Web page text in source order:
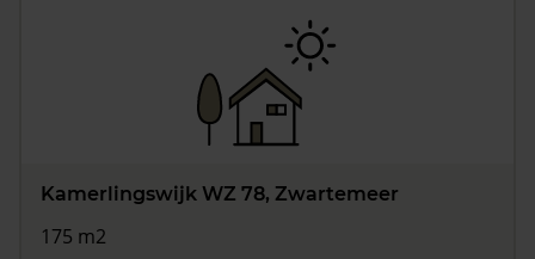
Kamerlingswijk WZ 78, Zwartemeer
175 m2